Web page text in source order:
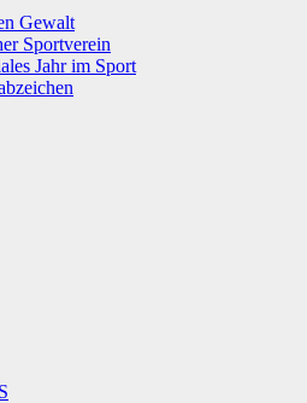
Gewalt
Sportverein
Jahr im Sport